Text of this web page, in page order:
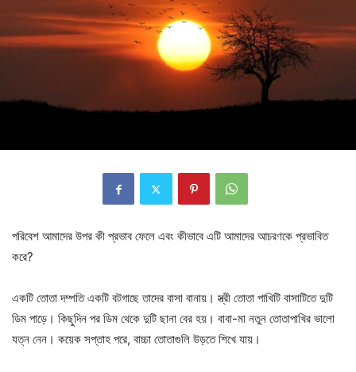
পরিবেশ আমাদের উপর কী প্রভাব ফেলে এবং কীভাবে এটি আমাদের আচরণকে প্রভাবিত
করে?
একটি তোতা দম্পতি একটি বটগাছে তাদের বাসা বানায়। স্ত্রী তোতা পাখিটি বাসাটিতে দুটি
ডিম পাড়ে। কিছুদিন পর ডিম থেকে দুটি ছানা বের হয়। বাবা-মা নতুন তোতাপাখির ভালো
যত্ন নেন। কয়েক সপ্তাহ পরে, বাচ্চা তোতাগুলি উড়তে শিখে যায়।